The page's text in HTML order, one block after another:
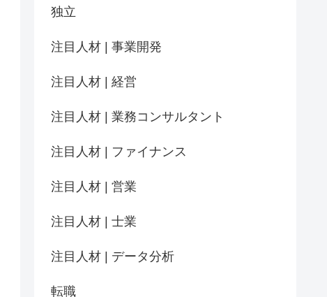
独立
注目人材 | 事業開発
注目人材 | 経営
注目人材 | 業務コンサルタント
注目人材 | ファイナンス
注目人材 | 営業
注目人材 | 士業
注目人材 | データ分析
転職